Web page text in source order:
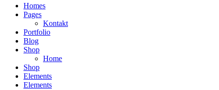
Homes
Pages
Kontakt
Portfolio
Blog
Shop
Home
Shop
Elements
Elements